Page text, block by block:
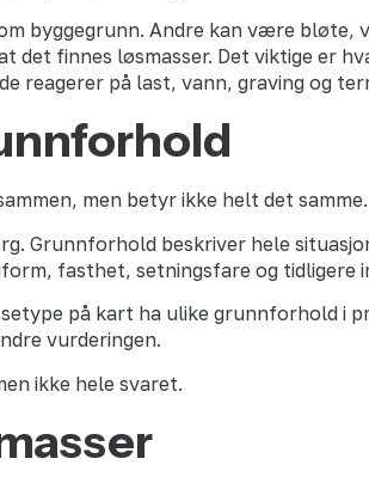
byggegrunn. Andre kan være
det finnes løsmasser. Det viktige er
reagerer på last, vann, graving og
men betyr ikke helt det samme.
Grunnforhold beskriver hele
fasthet, setningsfare og tidligere
på kart ha ulike grunnforhold i
vurderingen.
ikke hele svaret.